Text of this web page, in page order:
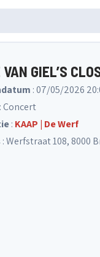
GIEL’S
: 07/05/2026
: Concert
: KAAP | De Werf
: Werfstraat 108, 8000